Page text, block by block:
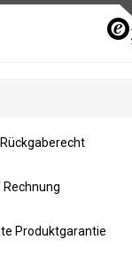
Rechnung
Produktgarantie